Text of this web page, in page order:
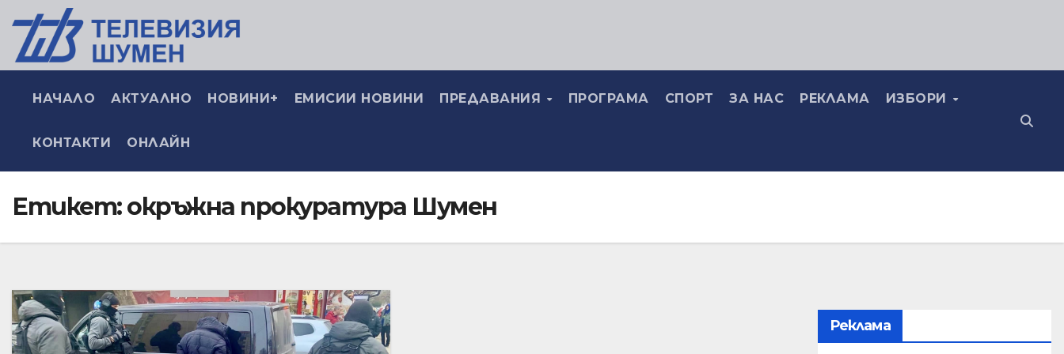
НАЧАЛО АКТУАЛНО НОВИНИ+ ЕМИСИИ НОВИНИ ПРЕДАВАНИЯ ПРОГРАМА СПОРТ ЗА НАС РЕКЛАМА ИЗБОРИ
КОНТАКТИ ОНЛАЙН
Етикет:окръжна прокуратура Шумен
Реклама